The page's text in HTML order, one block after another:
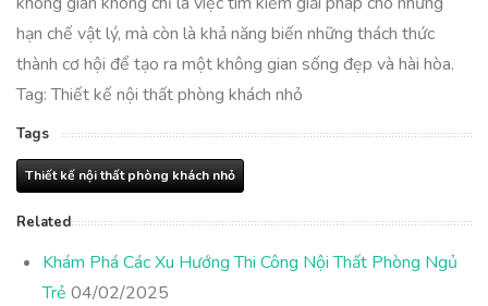
hạn chế vật lý, mà còn là khả năng biến những thách thức
thành cơ hội để tạo ra một không gian sống đẹp và hài hòa.
Tag: Thiết kế nội thất phòng khách nhỏ
Tags
Thiết kế nội thất phòng khách nhỏ
Related
Khám Phá Các Xu Hướng Thi Công Nội Thất Phòng Ngủ
Trẻ 04/02/2025